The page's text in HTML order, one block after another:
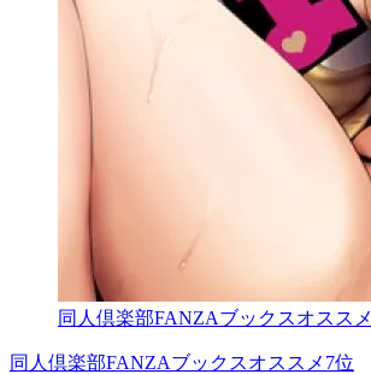
同人倶楽部FANZAブックスオススメ
同人倶楽部FANZAブックスオススメ7位